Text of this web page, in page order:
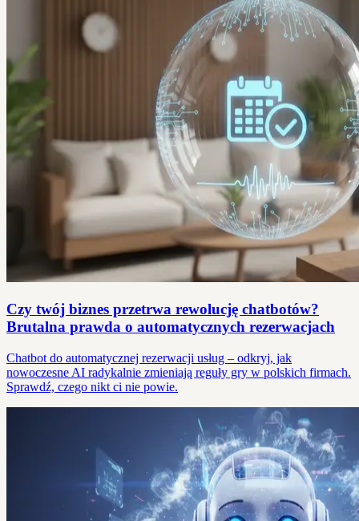
Czy twój biznes przetrwa rewolucję chatbotów?
Brutalna prawda o automatycznych rezerwacjach
Chatbot do automatycznej rezerwacji usług – odkryj, jak
nowoczesne AI radykalnie zmieniają reguły gry w polskich firmach.
Sprawdź, czego nikt ci nie powie.